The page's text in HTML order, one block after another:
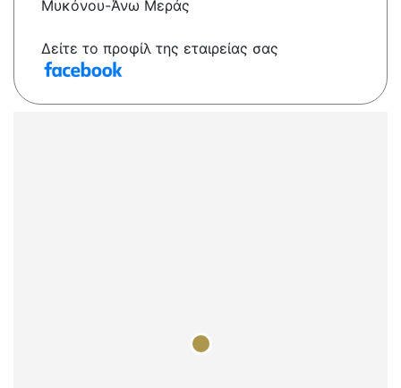
Μυκόνου-Άνω Μεράς
Δείτε το προφίλ της εταιρείας σας